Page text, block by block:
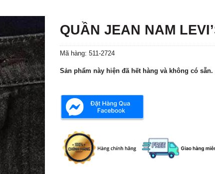
QUẦN JEAN NAM
Mã hàng: 511-2724
Sản phẩm này hiện đã hết hàng và không có sẵn.